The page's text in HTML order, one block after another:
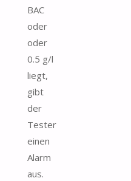
BAC
oder
oder
0.5 g/l
liegt,
gibt
der
Tester
einen
Alarm
aus.